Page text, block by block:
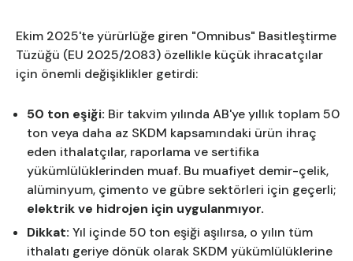
Ekim 2025'te yürürlüğe giren "Omnibus" Basitleştirme
Tüzüğü (EU 2025/2083) özellikle küçük ihracatçılar
için önemli değişiklikler getirdi:
50 ton eşiği: Bir takvim yılında AB'ye yıllık toplam 50
ton veya daha az SKDM kapsamındaki ürün ihraç
eden ithalatçılar, raporlama ve sertifika
yükümlülüklerinden muaf. Bu muafiyet demir-çelik,
alüminyum, çimento ve gübre sektörleri için geçerli;
elektrik ve hidrojen için uygulanmıyor.
Dikkat: Yıl içinde 50 ton eşiği aşılırsa, o yılın tüm
ithalatı geriye dönük olarak SKDM yükümlülüklerine